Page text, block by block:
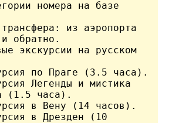
номера на базе
из аэропорта
обратно.
экскурсии на русском
по Праге (3.5 часа).
Легенды и мистика
(1.5 часа).
в Вену (14 часов).
в Дрезден (10